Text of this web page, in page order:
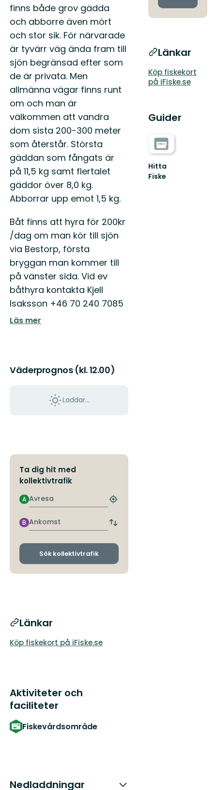
finns både grov gädda
och abborre även mört
och stor sik. För närvarade
är tyvärr väg ända fram till
sjön begränsad efter som
de är privata. Men
allmänna vägar finns runt
om och man är
välkommen att vandra
dom sista 200-300 meter
som återstår. Största
gäddan som fångats är
på 11,5 kg samt flertalet
gäddor över 8,0 kg.
Abborrar upp emot 1,5 kg.
Båt finns att hyra för 200kr
/dag om man kör till sjön
via Bestorp, första
bryggan man kommer till
på vänster sida. Vid ev
båthyra kontakta Kjell
Isaksson +46 70 240 7085
Läs mer
Väderprognos (kl. 12.00)
Laddar...
Ta dig hit med
kollektivtrafik
Avresa
A
Hitta
hållplats
Ankomst
B
Byt
och
Sök kollektivtrafik
Länkar
Köp fiskekort på iFiske.se
Aktiviteter och
faciliteter
Fiskevårdsområde
Nedladdningar
Länkar
Köp fiskekort
på iFiske.se
Guider
Hitta
Fiske